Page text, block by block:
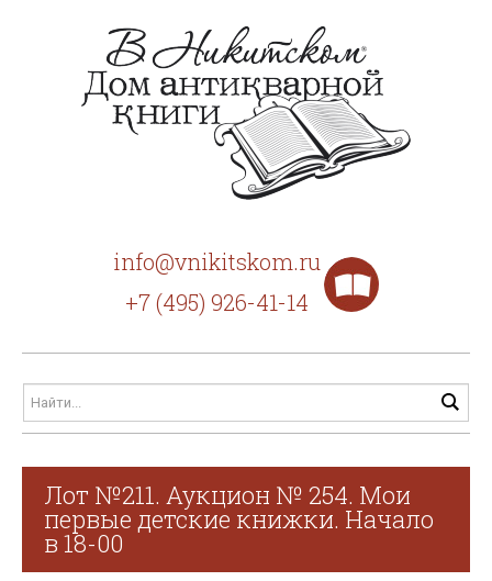
info@vnikitskom.ru
+7 (495) 926-41-14
Лот №211. Аукцион № 254. Мои
первые детские книжки. Начало
в 18-00